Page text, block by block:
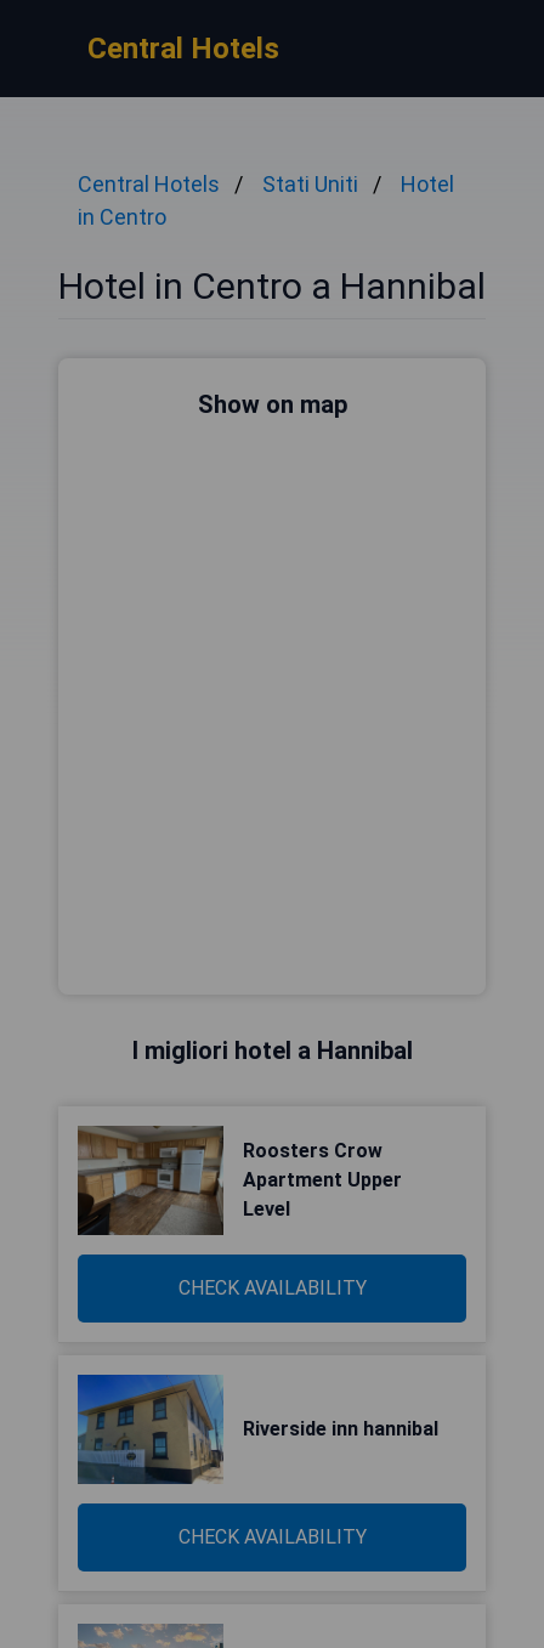
Central Hotels
Central Hotels Stati Uniti
Hotel
in Centro
Hotel in Centro a Hannibal
Show on map
I migliori hotel a Hannibal
Roosters Crow
Apartment Upper
Level
CHECK AVAILABILITY
Riverside inn hannibal
CHECK AVAILABILITY